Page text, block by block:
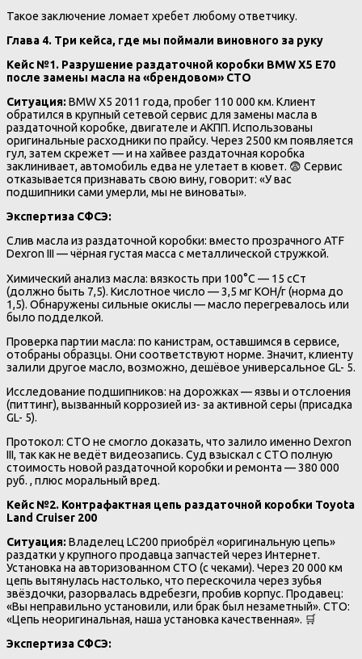
Такое заключение ломает хребет любому ответчику.
Глава 4. Три кейса, где мы поймали виновного за руку
Кейс №1. Разрушение раздаточной коробки BMW X5 E70
после замены масла на «брендовом» СТО
Ситуация:BMW X5 2011 года, пробег 110 000 км. Клиент
обратился в крупный сетевой сервис для замены масла в
раздаточной коробке, двигателе и АКПП. Использованы
оригинальные расходники по прайсу. Через 2500 км появляется
гул, затем скрежет — и на хайвее раздаточная коробка
заклинивает, автомобиль едва не улетает в кювет. 😨 Сервис
отказывается признавать свою вину, говорит: «У вас
подшипники сами умерли, мы не виноваты».
Экспертиза СФСЭ:
Слив масла из раздаточной коробки: вместо прозрачного ATF
Dexron III — чёрная густая масса с металлической стружкой.
Химический анализ масла: вязкость при 100°C — 15 сСт
(должно быть 7,5). Кислотное число — 3,5 мг КОН/г (норма до
1,5). Обнаружены сильные окислы — масло перегревалось или
было подделкой.
Проверка партии масла: по канистрам, оставшимся в сервисе,
отобраны образцы. Они соответствуют норме. Значит, клиенту
залили другое масло, возможно, дешёвое универсальное GL- 5.
Исследование подшипников: на дорожках — язвы и отслоения
(питтинг), вызванный коррозией из- за активной серы (присадка
GL- 5).
Протокол: СТО не смогло доказать, что залило именно Dexron
III, так как не ведёт видеозапись. Суд взыскал с СТО полную
стоимость новой раздаточной коробки и ремонта — 380 000
руб. , плюс моральный вред.
Кейс №2. Контрафактная цепь раздаточной коробки Toyota
Land Cruiser 200
Ситуация:Владелец LC200 приобрёл «оригинальную цепь»
раздатки у крупного продавца запчастей через Интернет.
Установка на авторизованном СТО (с чеками). Через 20 000 км
цепь вытянулась настолько, что перескочила через зубья
звёздочки, разорвалась вдребезги, пробив корпус. Продавец:
«Вы неправильно установили, или брак был незаметный». СТО:
«Цепь неоригинальная, наша установка качественная». 🛒
Экспертиза СФСЭ: